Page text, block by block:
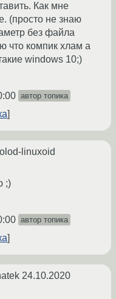
Как мне
(просто не знаю
без файла
что компик хлам а
windows 10;)
автор топика
linuxoid
;)
автор топика
24.10.2020